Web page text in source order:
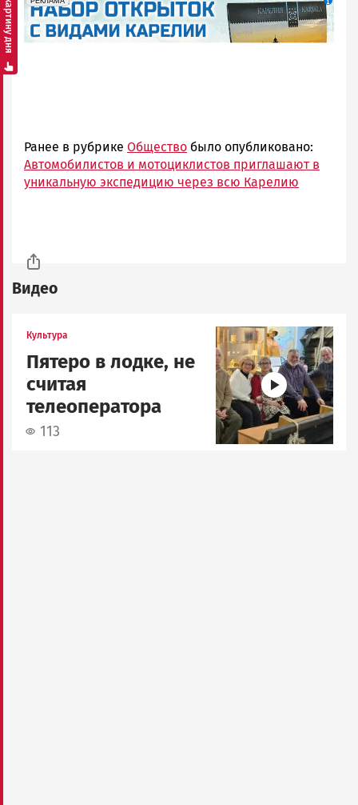
Ранее в рубрике Общество было опубликовано:
Автомобилистов и мотоциклистов приглашают в
уникальную экспедицию через всю Карелию
Видео
Культура
Пятеро в лодке, не
считая
телеоператора
113
Image